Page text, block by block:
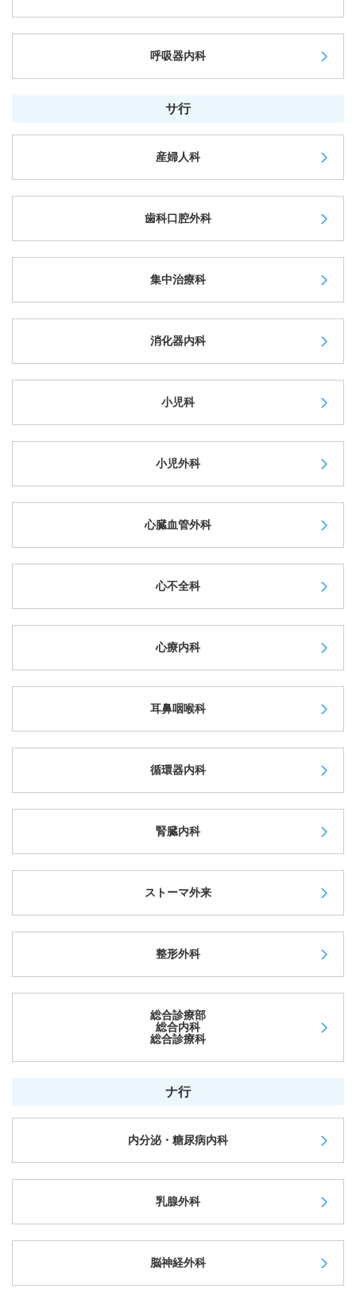
呼吸器内科
サ行
産婦人科
歯科口腔外科
集中治療科
消化器内科
小児科
小児外科
心臓血管外科
心不全科
心療内科
耳鼻咽喉科
循環器内科
腎臓内科
ストーマ外来
整形外科
総合診療部
総合内科
総合診療科
ナ行
内分泌・糖尿病内科
乳腺外科
脳神経外科